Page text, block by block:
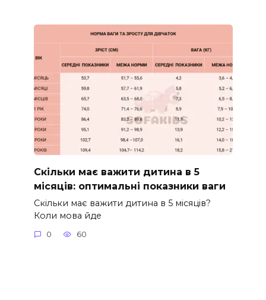
Скільки має важити дитина в 5
місяців: оптимальні показники ваги
Скільки має важити дитина в 5 місяців?
Коли мова йде
0 60